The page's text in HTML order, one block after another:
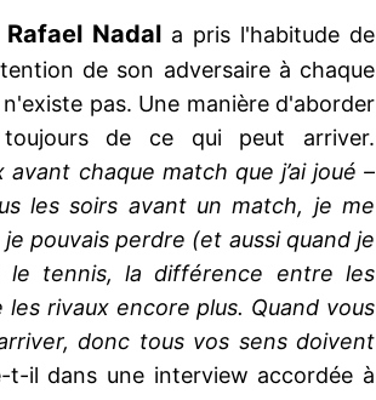
Rafael Nadal a pris l'habitude de
de son adversaire à chaque
pas. Une manière d'aborder
de ce qui peut arriver.
chaque match que j’ai joué –
les soirs avant un match, je me
pouvais perdre (et aussi quand je
le tennis, la différence entre les
rivaux encore plus. Quand vous
donc tous vos sens doivent
t-il dans une interview accordée à